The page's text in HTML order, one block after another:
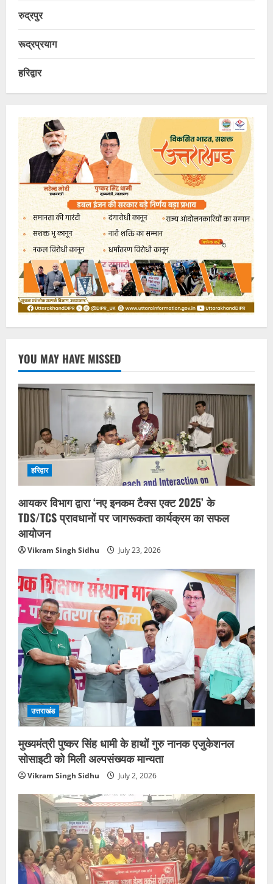
रुद्रपुर
रूद्रप्रयाग
हरिद्वार
YOU MAY HAVE MISSED
हरिद्वार
आयकर विभाग द्वारा ‘नए इनकम टैक्स एक्ट 2025’ के
TDS/TCS प्रावधानों पर जागरूकता कार्यक्रम का सफल
आयोजन
Vikram Singh Sidhu July 23, 2026
उत्तराखंड
मुख्यमंत्री पुष्कर सिंह धामी के हाथों गुरु नानक एजुकेशनल
सोसाइटी को मिली अल्पसंख्यक मान्यता
Vikram Singh Sidhu July 2, 2026